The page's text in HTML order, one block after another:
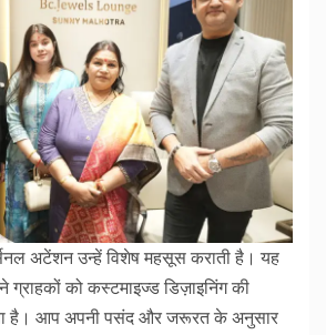
अटेंशन उन्हें विशेष महसूस कराती है। यह
को कस्टमाइज्ड डिज़ाइनिंग की
है। आप अपनी पसंद और जरूरत के अनुसार